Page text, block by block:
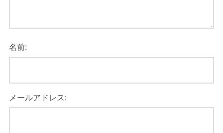
名前:
メールアドレス: